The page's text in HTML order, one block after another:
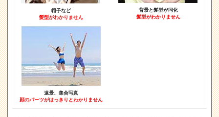
帽子など
髪型がわかりません
背景と髪型が同化
髪型がわかりません
遠景、集合写真
顔のパーツがはっきりとわかりません